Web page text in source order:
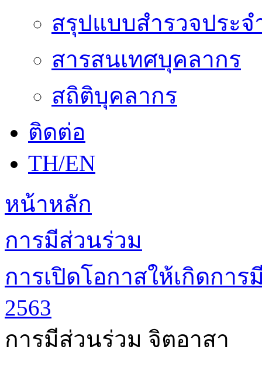
สรุปแบบสำรวจประจ
สารสนเทศบุคลากร
สถิติบุคลากร
ติดต่อ
TH/EN
หน้าหลัก
การมีส่วนร่วม
การเปิดโอกาสให้เกิดกา
2563
การมีส่วนร่วม จิตอาสา